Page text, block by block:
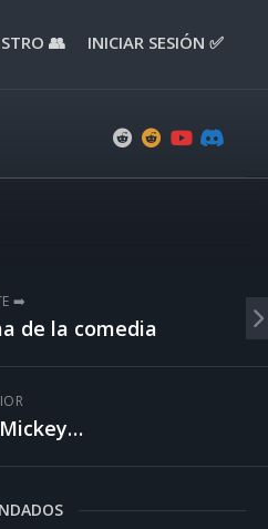
👥 INICIAR SESIÓN ✅
➡️
de la comedia